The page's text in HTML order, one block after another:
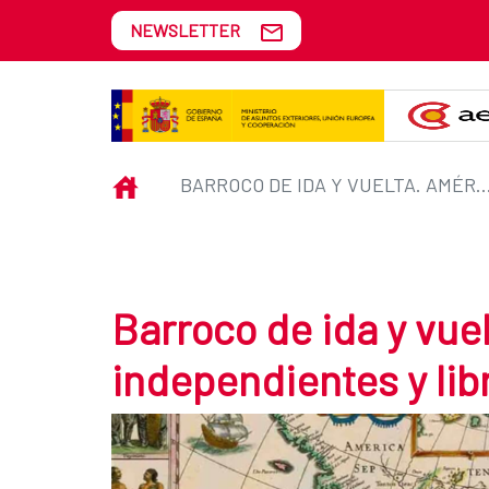
Skip to Main Content
Barroco de ida y vuelta.
NEWSLETTER
INICIO BARROCO DE IDA Y VUELTA. AMÉRICA, INDEPENDIENTES Y LIBRES
Barroco de ida y
independientes y